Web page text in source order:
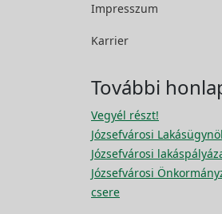
Impresszum
Karrier
További
Vegyél részt!
Józsefvárosi
Józsefvárosi
Józsefvárosi
csere